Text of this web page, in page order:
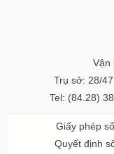
Vận
Trụ sở: 28/
Tel: (84.28)
Giấy phép
Quyết định